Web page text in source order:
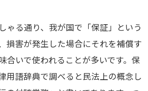
ゃる通り、我が国で「保証」という
損害が発生した場合にそれを補償す
合いで使われることが多いです。保
用語辞典で調べると民法上の概念し